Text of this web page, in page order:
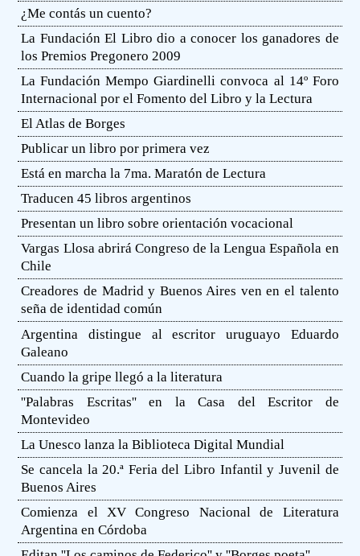
¿Me contás un cuento?
La Fundación El Libro dio a conocer los ganadores de
los Premios Pregonero 2009
La Fundación Mempo Giardinelli convoca al 14º Foro
Internacional por el Fomento del Libro y la Lectura
El Atlas de Borges
Publicar un libro por primera vez
Está en marcha la 7ma. Maratón de Lectura
Traducen 45 libros argentinos
Presentan un libro sobre orientación vocacional
Vargas Llosa abrirá Congreso de la Lengua Española en
Chile
Creadores de Madrid y Buenos Aires ven en el talento
seña de identidad común
Argentina distingue al escritor uruguayo Eduardo
Galeano
Cuando la gripe llegó a la literatura
''Palabras Escritas'' en la Casa del Escritor de
Montevideo
La Unesco lanza la Biblioteca Digital Mundial
Se cancela la 20.ª Feria del Libro Infantil y Juvenil de
Buenos Aires
Comienza el XV Congreso Nacional de Literatura
Argentina en Córdoba